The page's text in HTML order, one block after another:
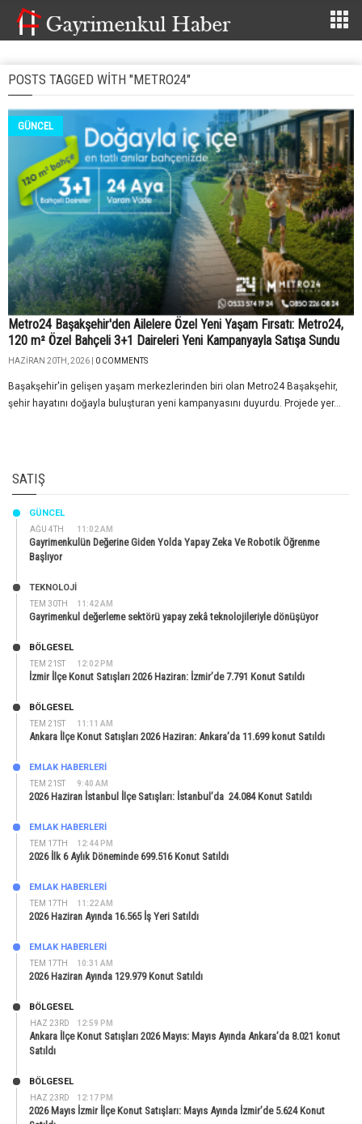
POSTS TAGGED WITH "METRO24"
GÜNCEL
Metro24 Başakşehir'den Ailelere Özel Yeni Yaşam Fırsatı: Metro24,
120 m² Özel Bahçeli 3+1 Daireleri Yeni Kampanyayla Satışa Sundu
HAZIRAN 20TH, 2026 | 0 COMMENTS
Başakşehir'in gelişen yaşam merkezlerinden biri olan Metro24 Başakşehir,
şehir hayatını doğayla buluşturan yeni kampanyasını duyurdu. Projede yer...
SATIŞ
AĞU 4TH 11:02 AM
GÜNCEL
Gayrimenkulün Değerine Giden Yolda Yapay Zeka Ve Robotik Öğrenme
Başlıyor
TEM 30TH 11:42 AM
TEKNOLOJİ
Gayrimenkul değerleme sektörü yapay zekâ teknolojileriyle dönüşüyor
TEM 21ST 12:02 PM
BÖLGESEL
İzmir İlçe Konut Satışları 2026 Haziran: İzmir’de 7.791 Konut Satıldı
TEM 21ST 11:11 AM
BÖLGESEL
Ankara İlçe Konut Satışları 2026 Haziran: Ankara’da 11.699 konut Satıldı
TEM 21ST 9:40 AM
EMLAK HABERLERI
2026 Haziran İstanbul İlçe Satışları: İstanbul’da 24.084 Konut Satıldı
TEM 17TH 12:44 PM
EMLAK HABERLERI
2026 İlk 6 Aylık Döneminde 699.516 Konut Satıldı
TEM 17TH 11:22 AM
EMLAK HABERLERI
2026 Haziran Ayında 16.565 İş Yeri Satıldı
TEM 17TH 10:31 AM
EMLAK HABERLERI
2026 Haziran Ayında 129.979 Konut Satıldı
HAZ 23RD 12:59 PM
BÖLGESEL
Ankara İlçe Konut Satışları 2026 Mayıs: Mayıs Ayında Ankara’da 8.021 konut
Satıldı
HAZ 23RD 12:17 PM
BÖLGESEL
2026 Mayıs İzmir İlçe Konut Satışları: Mayıs Ayında İzmir’de 5.624 Konut